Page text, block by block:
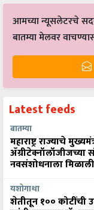
आमच्या न्यूसलेटरचे
बातम्या मेलवर
बातम्या
महाराष्ट्र राज्याचे
ॲग्रीटेक्नॉलॉजीजच्या
नवसंशोधनाला
शेतीतून १०० कोटींची
क्रांती घडवणार डॉ.